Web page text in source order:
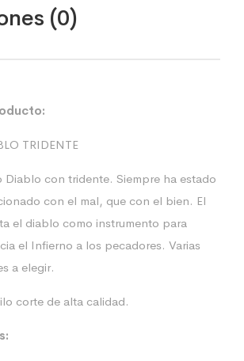
(0)
TRIDENTE
Diablo con tridente. Siempre ha estado
con el mal, que con el bien. El
el diablo como instrumento para
el Infierno a los pecadores. Varias
a elegir.
corte de alta calidad.